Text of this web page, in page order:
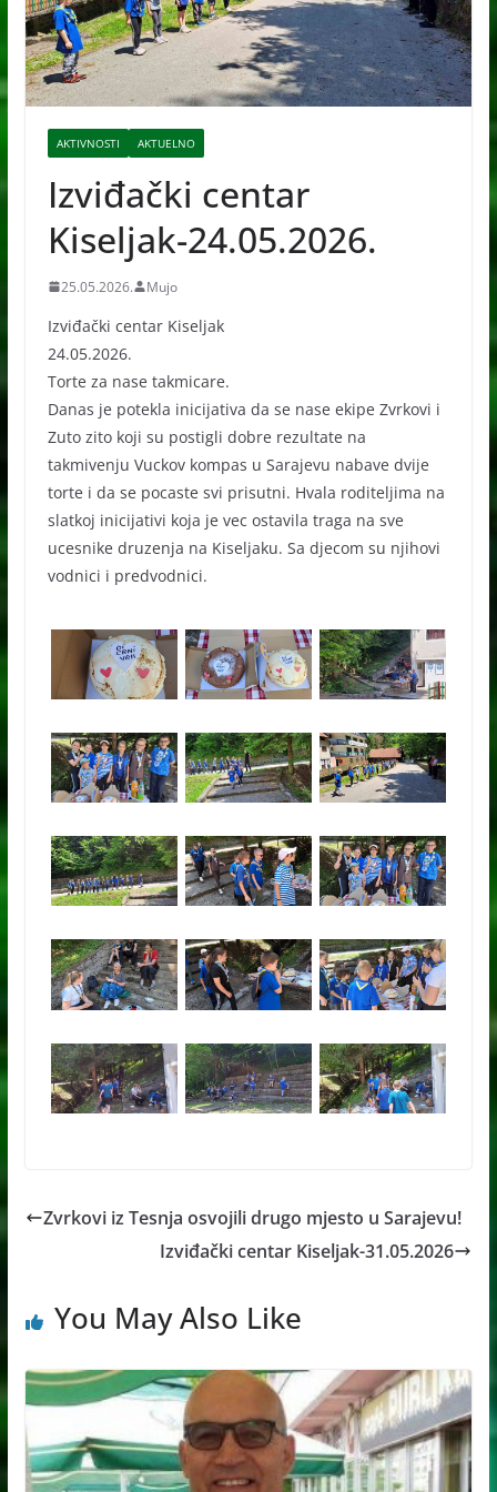
AKTIVNOSTI AKTUELNO
Izviđački centar
Kiseljak-24.05.2026.
25.05.2026. Mujo
Izviđački centar Kiseljak
24.05.2026.
Torte za nase takmicare.
Danas je potekla inicijativa da se nase ekipe Zvrkovi i
Zuto zito koji su postigli dobre rezultate na
takmivenju Vuckov kompas u Sarajevu nabave dvije
torte i da se pocaste svi prisutni. Hvala roditeljima na
slatkoj inicijativi koja je vec ostavila traga na sve
ucesnike druzenja na Kiseljaku. Sa djecom su njihovi
vodnici i predvodnici.
Zvrkovi iz Tesnja osvojili drugo mjesto u Sarajevu!
Izviđački centar Kiseljak-31.05.2026
You May Also Like